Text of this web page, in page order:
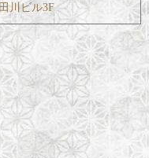
川ビル3F